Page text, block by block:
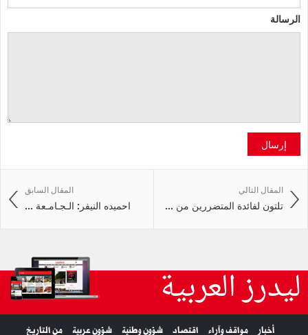
الرسالة
إرسال
المقال السابق
احميده النيفر: الـجـامـعة ...
المقال التالي
تلتون لفائدة المتضررين من ...
ليدرز العربية
أخبار مواقف وآراء اقتصاد شؤون وطنية شؤون عربية من التاريخ